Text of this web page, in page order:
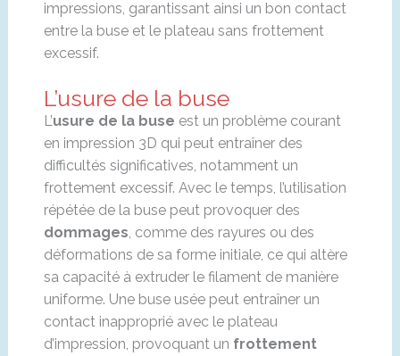
impressions, garantissant ainsi un bon contact
entre la buse et le plateau sans frottement
excessif.
L’usure de la buse
L’usure de la buse est un problème courant
en impression 3D qui peut entraîner des
difficultés significatives, notamment un
frottement excessif. Avec le temps, l’utilisation
répétée de la buse peut provoquer des
dommages, comme des rayures ou des
déformations de sa forme initiale, ce qui altère
sa capacité à extruder le filament de manière
uniforme. Une buse usée peut entraîner un
contact inapproprié avec le plateau
d’impression, provoquant un frottement